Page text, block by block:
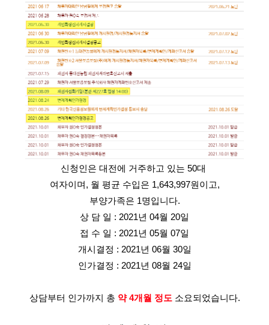
신청인은 대전에 거주하고 있는 50대
여자이며, 월 평균 수입은 1,643,997원이고,
부양가족은 1명입니다.
상 담 일 : 2021년 04월 20일
접 수 일 : 2021년 05월 07일
개시결정 : 2021년 06월 30일
인가결정 : 2021년 08월 24일
상담부터 인가까지 총 약 4개월 정도 소요되었습니다.